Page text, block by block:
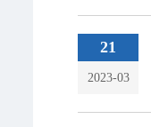
21
2023-03